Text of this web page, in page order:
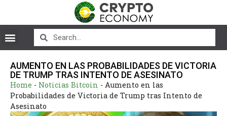
AUMENTO EN LAS PROBABILIDADES DE VICTORIA
DE TRUMP TRAS INTENTO DE ASESINATO
Home - Noticias Bitcoin - Aumento en las
Probabilidades de Victoria de Trump tras Intento de
Asesinato